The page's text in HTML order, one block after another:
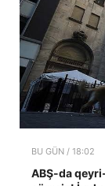
BU GÜN / 18:02
ABŞ-da